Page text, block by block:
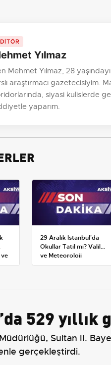
Yılmaz
Mehmet Yılmaz, 28
araştırmacı gazetecisiyim.
siyasi kulislerde
yaparım.
29 Aralık İstanbul'da
Okullar Tatil mi? Valilik
ve Meteoroloji
Açıklamaları
529
Sultan II.
gerçekleştirdi.